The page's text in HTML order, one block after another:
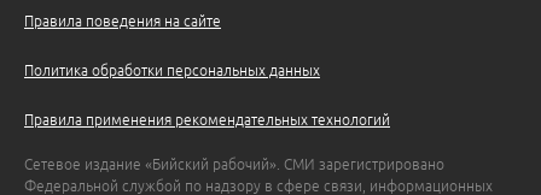
Правила поведения на сайте
Политика обработки персональных данных
Правила применения рекомендательных технологий
Сетевое издание «Бийский рабочий». СМИ зарегистрировано
Федеральной службой по надзору в сфере связи, информационных